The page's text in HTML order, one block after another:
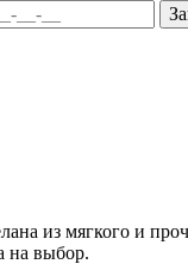
из мягкого и
на выбор.